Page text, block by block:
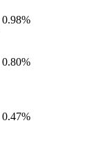
0.98%
0.80%
0.47%